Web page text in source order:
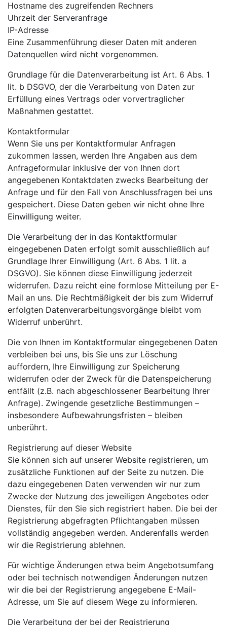
Hostname des zugreifenden Rechners
Uhrzeit der Serveranfrage
IP-Adresse
Eine Zusammenführung dieser Daten mit anderen
Datenquellen wird nicht vorgenommen.
Grundlage für die Datenverarbeitung ist Art. 6 Abs. 1
lit. b DSGVO, der die Verarbeitung von Daten zur
Erfüllung eines Vertrags oder vorvertraglicher
Maßnahmen gestattet.
Kontaktformular
Wenn Sie uns per Kontaktformular Anfragen
zukommen lassen, werden Ihre Angaben aus dem
Anfrageformular inklusive der von Ihnen dort
angegebenen Kontaktdaten zwecks Bearbeitung der
Anfrage und für den Fall von Anschlussfragen bei uns
gespeichert. Diese Daten geben wir nicht ohne Ihre
Einwilligung weiter.
Die Verarbeitung der in das Kontaktformular
eingegebenen Daten erfolgt somit ausschließlich auf
Grundlage Ihrer Einwilligung (Art. 6 Abs. 1 lit. a
DSGVO). Sie können diese Einwilligung jederzeit
widerrufen. Dazu reicht eine formlose Mitteilung per E-
Mail an uns. Die Rechtmäßigkeit der bis zum Widerruf
erfolgten Datenverarbeitungsvorgänge bleibt vom
Widerruf unberührt.
Die von Ihnen im Kontaktformular eingegebenen Daten
verbleiben bei uns, bis Sie uns zur Löschung
auffordern, Ihre Einwilligung zur Speicherung
widerrufen oder der Zweck für die Datenspeicherung
entfällt (z.B. nach abgeschlossener Bearbeitung Ihrer
Anfrage). Zwingende gesetzliche Bestimmungen –
insbesondere Aufbewahrungsfristen – bleiben
unberührt.
Registrierung auf dieser Website
Sie können sich auf unserer Website registrieren, um
zusätzliche Funktionen auf der Seite zu nutzen. Die
dazu eingegebenen Daten verwenden wir nur zum
Zwecke der Nutzung des jeweiligen Angebotes oder
Dienstes, für den Sie sich registriert haben. Die bei der
Registrierung abgefragten Pflichtangaben müssen
vollständig angegeben werden. Anderenfalls werden
wir die Registrierung ablehnen.
Für wichtige Änderungen etwa beim Angebotsumfang
oder bei technisch notwendigen Änderungen nutzen
wir die bei der Registrierung angegebene E-Mail-
Adresse, um Sie auf diesem Wege zu informieren.
Die Verarbeitung der bei der Registrierung